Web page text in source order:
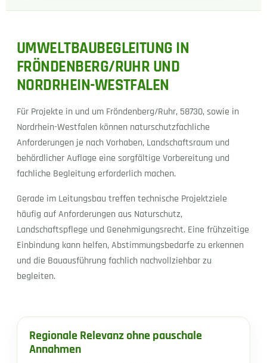
UMWELTBAUBEGLEITUNG IN
FRÖNDENBERG/RUHR UND
NORDRHEIN-WESTFALEN
Für Projekte in und um Fröndenberg/Ruhr, 58730, sowie in
Nordrhein-Westfalen können naturschutzfachliche
Anforderungen je nach Vorhaben, Landschaftsraum und
behördlicher Auflage eine sorgfältige Vorbereitung und
fachliche Begleitung erforderlich machen.
Gerade im Leitungsbau treffen technische Projektziele
häufig auf Anforderungen aus Naturschutz,
Landschaftspflege und Genehmigungsrecht. Eine frühzeitige
Einbindung kann helfen, Abstimmungsbedarfe zu erkennen
und die Bauausführung fachlich nachvollziehbar zu
begleiten.
Regionale Relevanz ohne pauschale
Annahmen